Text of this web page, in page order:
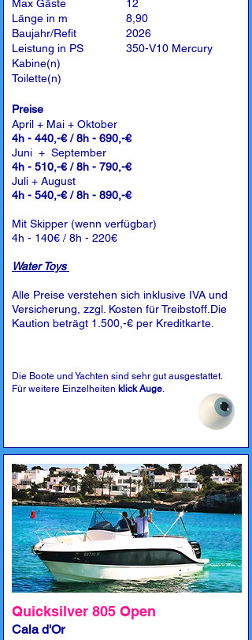
Max Gäste
Länge in m
Baujahr/Refit
Leistung in PS
Kabine(n)
Toilette(n)
12
8,90
2026
350-V10 Mercury
Preise
April + Mai + Oktober
4h - 440,-€ / 8h - 690,-€
Juni + September
4h - 510,-€ / 8h - 790,-€
Juli + August
4h - 540,-€ / 8h - 890,-€
Mit Skipper (wenn verfügbar)
4h - 140€ / 8h - 220€
Water Toys
Alle Preise verstehen sich inklusive IVA und
Versicherung, zzgl. Kosten für Treibstoff.Die
Kaution beträgt 1.500,-€ per Kreditkarte.
Die Boote und Yachten sind sehr gut ausgestattet.
Für weitere Einzelheiten klick Auge.
Quicksilver 805 Open
Cala d'Or